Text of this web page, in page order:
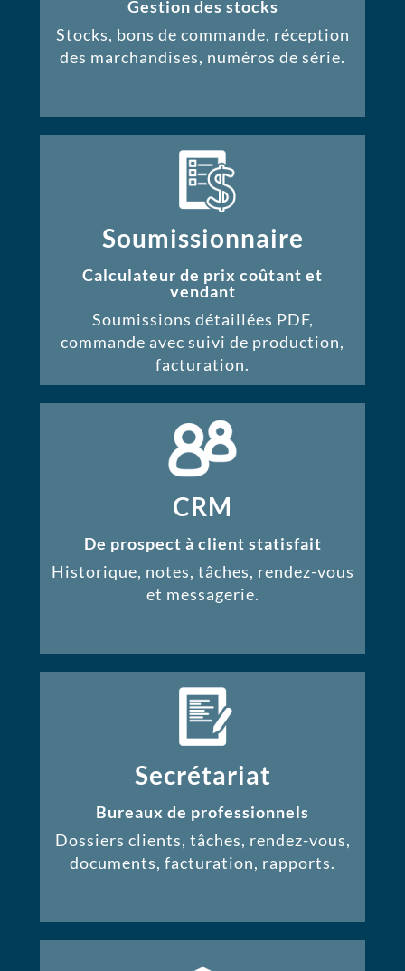
Gestion des stocks
Stocks, bons de commande, réception
des marchandises, numéros de série.
Soumissionnaire
Calculateur de prix coûtant et
vendant
Soumissions détaillées PDF,
commande avec suivi de production,
facturation.
CRM
De prospect à client statisfait
Historique, notes, tâches, rendez-vous
et messagerie.
Secrétariat
Bureaux de professionnels
Dossiers clients, tâches, rendez-vous,
documents, facturation, rapports.